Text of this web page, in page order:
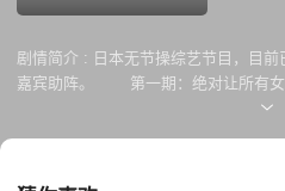
剧情简介 : 日本无节操综艺节目，目
嘉宾助阵。 第一期：绝对让所有女
潮的女优——麻宫玲 第二期：绝对